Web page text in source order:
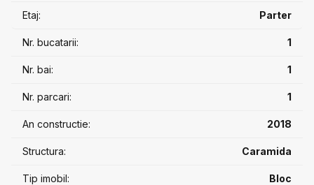
Etaj: Parter
Nr. bucatarii: 1
Nr. bai: 1
Nr. parcari: 1
An constructie: 2018
Structura: Caramida
Tip imobil: Bloc